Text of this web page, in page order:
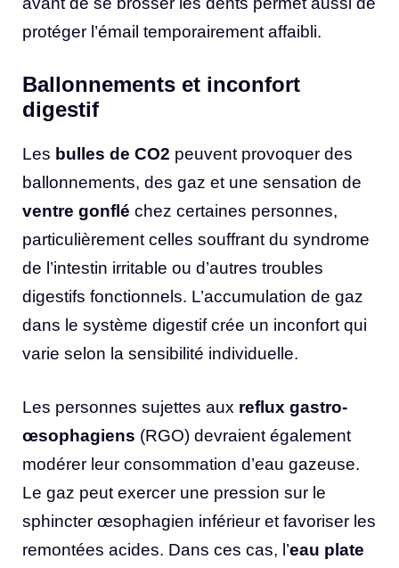
protéger l’émail temporairement affaibli.
Ballonnements et inconfort
digestif
Les bulles de CO2 peuvent provoquer des
ballonnements, des gaz et une sensation de
ventre gonflé chez certaines personnes,
particulièrement celles souffrant du syndrome
de l’intestin irritable ou d’autres troubles
digestifs fonctionnels. L’accumulation de gaz
dans le système digestif crée un inconfort qui
varie selon la sensibilité individuelle.
Les personnes sujettes aux reflux gastro-
œsophagiens (RGO) devraient également
modérer leur consommation d’eau gazeuse.
Le gaz peut exercer une pression sur le
sphincter œsophagien inférieur et favoriser les
remontées acides. Dans ces cas, l’eau plate